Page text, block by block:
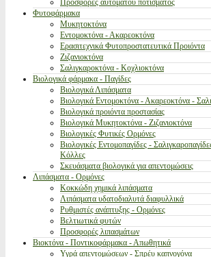
Προσφορές αυτόματου ποτίσματος
Φυτοφάρμακα
Μυκητοκτόνα
Εντομοκτόνα - Ακαρεοκτόνα
Ερασιτεχνικά Φυτοπροστατευτικά Προιόντα
Ζιζανιοκτόνα
Σαλιγκαροκτόνα - Κοχλιοκτόνα
Βιολογικά φάρμακα - Παγίδες
Βιολογικά Λιπάσματα
Βιολογικά Εντομοκτόνα - Ακαρεοκτόνα -
Βιολογικά προιόντα προστασίας
Βιολογικά Μυκητοκτόνα - Ζιζανιοκτόνα
Βιολογικές Φυτικές Ορμόνες
Βιολογικές Εντομοπαγίδες -
Κόλλες
Σκευάσματα βιολογικά για απεντομώσεις
Λιπάσματα - Ορμόνες
Κοκκώδη χημικά λιπάσματα
Λιπάσματα υδατοδιαλυτά διαφυλλικά
Ρυθμιστές ανάπτυξης - Ορμόνες
Βελτιωτικά φυτών
Προσφορές λιπασμάτων
Βιοκτόνα - Ποντικοφάρμακα - Απωθητικά
Υγρά απεντομώσεων - Σπρέυ καπνογόνα